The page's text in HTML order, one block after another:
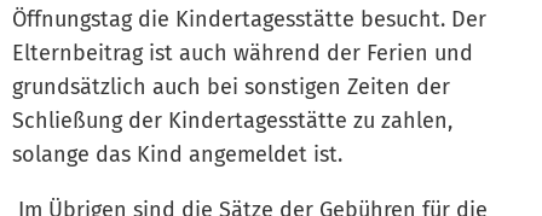
Öffnungstag die Kindertagesstätte besucht. Der
Elternbeitrag ist auch während der Ferien und
grundsätzlich auch bei sonstigen Zeiten der
Schließung der Kindertagesstätte zu zahlen,
solange das Kind angemeldet ist.
Im Übrigen sind die Sätze der Gebühren für die